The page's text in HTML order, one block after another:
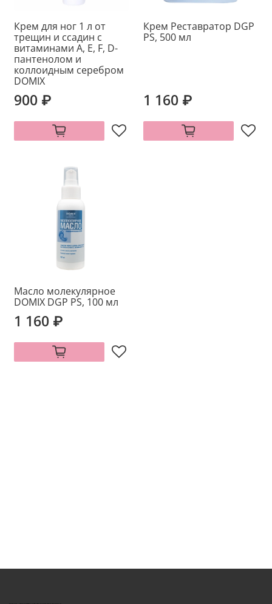
Крем для ног 1 л от
трещин и ссадин с
витаминами А, E, F, D-
пантенолом и
коллоидным серебром
DOMIX
900 ₽
Крем Реставратор DGP
PS, 500 мл
1 160 ₽
Масло молекулярное
DOMIX DGP PS, 100 мл
1 160 ₽